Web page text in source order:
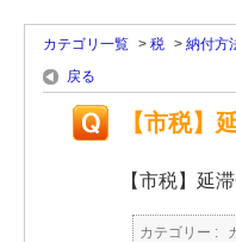
カテゴリ一覧 > 税 > 納付方
戻る
【市税】
【市税】延
カテゴリー :